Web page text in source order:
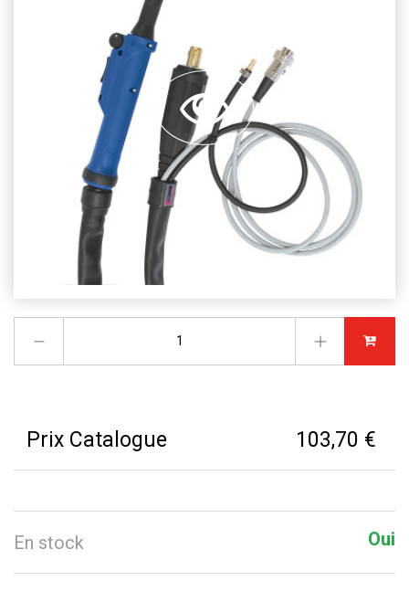
Prix Catalogue 103,70 €
En stock Oui